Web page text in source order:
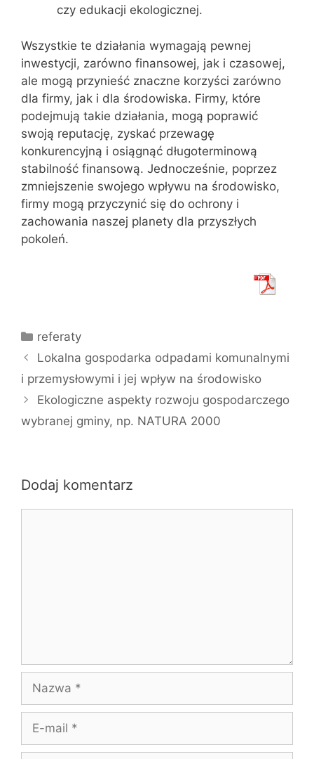
czy edukacji ekologicznej.
Wszystkie te działania wymagają pewnej
inwestycji, zarówno finansowej, jak i czasowej,
ale mogą przynieść znaczne korzyści zarówno
dla firmy, jak i dla środowiska. Firmy, które
podejmują takie działania, mogą poprawić
swoją reputację, zyskać przewagę
konkurencyjną i osiągnąć długoterminową
stabilność finansową. Jednocześnie, poprzez
zmniejszenie swojego wpływu na środowisko,
firmy mogą przyczynić się do ochrony i
zachowania naszej planety dla przyszłych
pokoleń.
Kategorie
referaty
Lokalna gospodarka odpadami komunalnymi
i przemysłowymi i jej wpływ na środowisko
Ekologiczne aspekty rozwoju gospodarczego
wybranej gminy, np. NATURA 2000
Dodaj komentarz
Nazwa